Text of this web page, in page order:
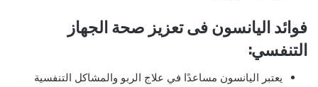
فوائد اليانسون فى تعزيز صحة الجهاز
التنفسي:
يعتبر اليانسون مساعدًا في علاج الربو والمشاكل التنفسية